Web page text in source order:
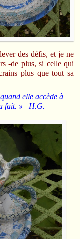
des défis, et je ne
-de plus, si celle qui
plus que tout sa
elle accède à
fait. » H.G.